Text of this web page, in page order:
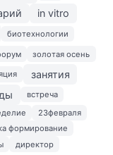
in vitro
биотехнологии
золотая осень
занятия
встреча
23февраля
формирование
директор